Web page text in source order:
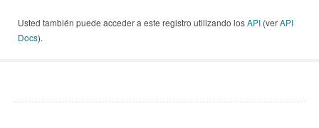
Usted también puede acceder a este registro utilizando losAPI (verAPI
Docs).